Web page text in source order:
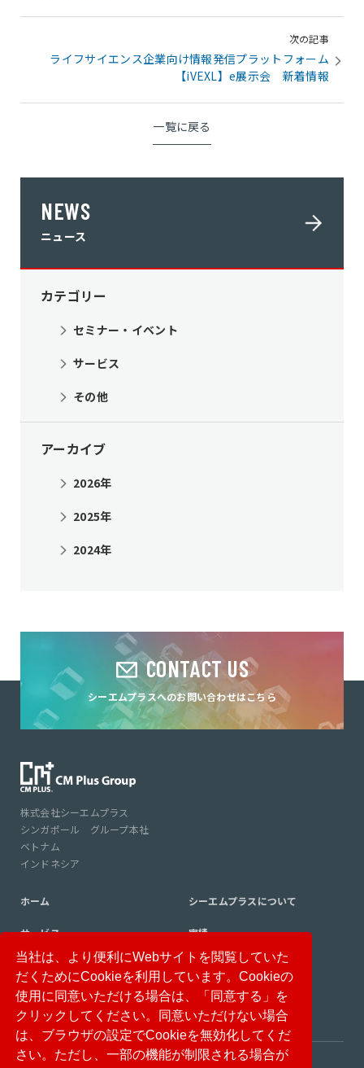
一覧に戻る
次の記事
ライフサイエンス企業向け情報発信プラットフォーム
【iVEXL】e展示会 新着情報
NEWS
ニュース
カテゴリー
セミナー・イベント
サービス
その他
アーカイブ
2026年
2025年
2024年
CONTACT US
シーエムプラスへのお問い合わせはこちら
株式会社シーエムプラス
シンガポール グループ本社
ベトナム
インドネシア
ホーム シーエムプラスについて
サービス 実績
コンサルタント紹介 コラム
ニュース 採用情報
当社は、より便利にWebサイトを閲覧していた
だくためにCookieを利用しています。Cookieの
使用に同意いただける場合は、「同意する」を
クリックしてください。同意いただけない場合
は、ブラウザの設定でCookieを無効化してくだ
さい。ただし、一部の機能が制限される場合が